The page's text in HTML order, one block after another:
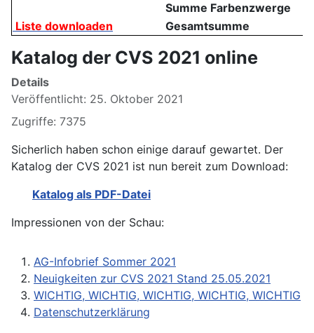
Summe Farbenzwerge
Liste downloaden
Gesamtsumme
Katalog der CVS 2021 online
Details
Veröffentlicht: 25. Oktober 2021
Zugriffe: 7375
Sicherlich haben schon einige darauf gewartet. Der
Katalog der CVS 2021 ist nun bereit zum Download:
Katalog als PDF-Datei
Impressionen von der Schau:
AG-Infobrief Sommer 2021
Neuigkeiten zur CVS 2021 Stand 25.05.2021
WICHTIG, WICHTIG, WICHTIG, WICHTIG, WICHTIG
Datenschutzerklärung